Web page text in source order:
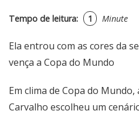
Tempo de leitura: 1 Minute
Ela entrou com as cores da
vença a Copa do Mundo
Em clima de Copa do
Carvalho escolheu um